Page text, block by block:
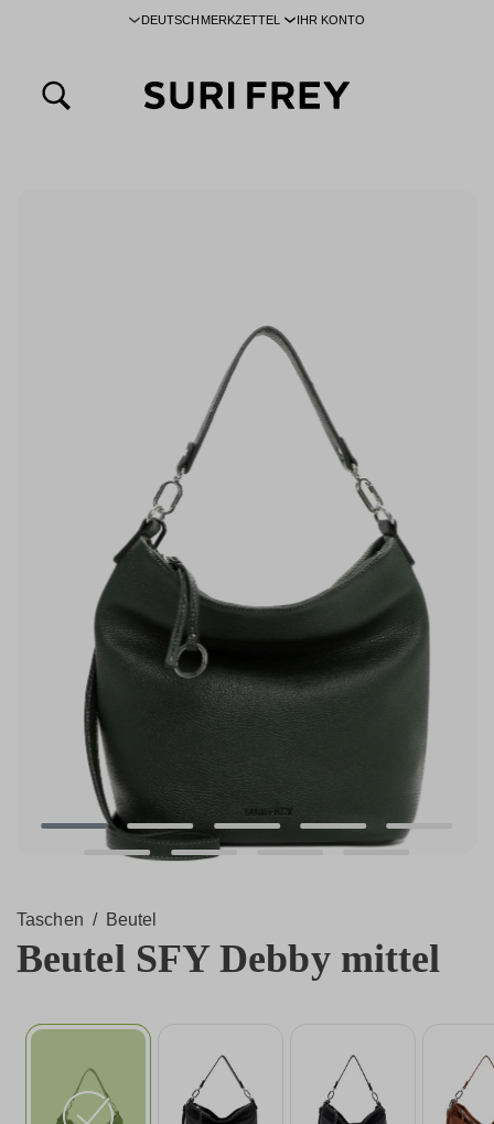
springen DEUTSCH MERKZETTEL IHR KONTO
Taschen / Beutel
Beutel SFY Debby mittel